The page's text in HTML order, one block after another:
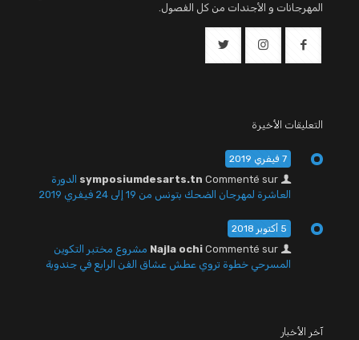
المهرجانات و الأجندات من كل الفصول.
التعليقات الأخيرة
7 فيفري 2019
symposiumdesarts.tn Commenté sur
الدورة
العاشرة لمهرجان الضحك بتونس من 19 إلى 24 فيفري 2019
5 أكتوبر 2018
Najla ochi Commenté sur
مشروع مختبر التكوين
المسرحي خطوة تروي عطش عشاق الفن الرابع في جندوبة
آخر الأخبار